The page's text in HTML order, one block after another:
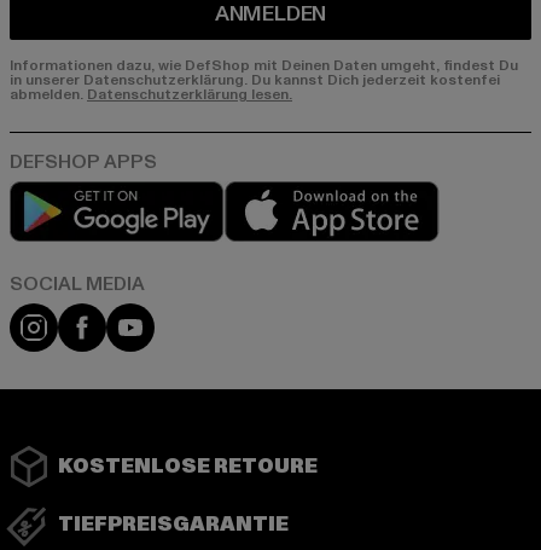
ANMELDEN
Informationen dazu, wie DefShop mit Deinen Daten umgeht, findest Du
in unserer Datenschutzerklärung. Du kannst Dich jederzeit kostenfei
abmelden. Datenschutzerklärung lesen.
Play market
Instagram
FacebookYouTube
KOSTENLOSE RETOURE
TIEFPREISGARANTIE